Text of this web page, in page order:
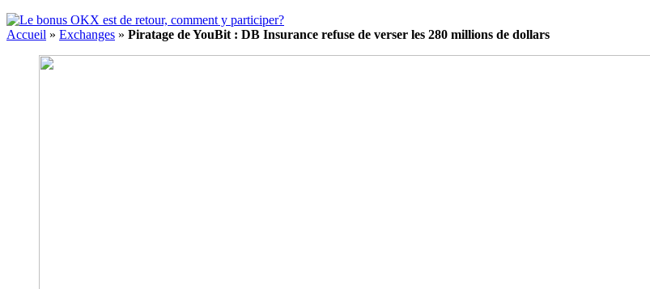
Accueil » Exchanges » Piratage de YouBit : DB Insurance refuse de verser les 280 millions de dollars